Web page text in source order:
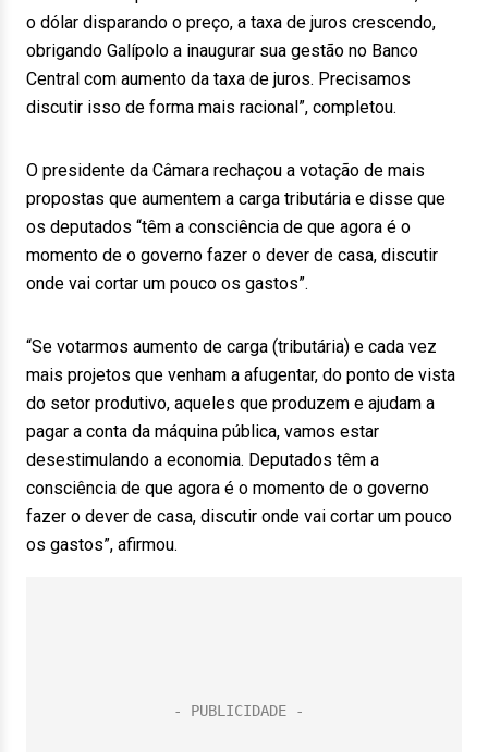
o dólar disparando o preço, a taxa de juros crescendo,
obrigando Galípolo a inaugurar sua gestão no Banco
Central com aumento da taxa de juros. Precisamos
discutir isso de forma mais racional”, completou.
O presidente da Câmara rechaçou a votação de mais
propostas que aumentem a carga tributária e disse que
os deputados “têm a consciência de que agora é o
momento de o governo fazer o dever de casa, discutir
onde vai cortar um pouco os gastos”.
“Se votarmos aumento de carga (tributária) e cada vez
mais projetos que venham a afugentar, do ponto de vista
do setor produtivo, aqueles que produzem e ajudam a
pagar a conta da máquina pública, vamos estar
desestimulando a economia. Deputados têm a
consciência de que agora é o momento de o governo
fazer o dever de casa, discutir onde vai cortar um pouco
os gastos”, afirmou.